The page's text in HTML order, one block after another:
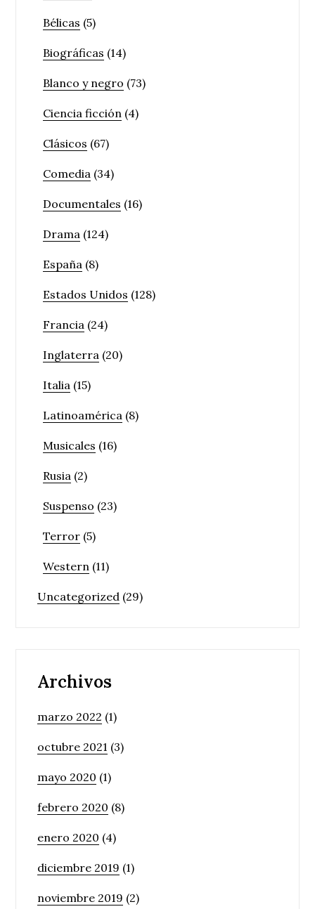
Bélicas (5)
Biográficas (14)
Blanco y negro (73)
Ciencia ficción (4)
Clásicos (67)
Comedia (34)
Documentales (16)
Drama (124)
España (8)
Estados Unidos (128)
Francia (24)
Inglaterra (20)
Italia (15)
Latinoamérica (8)
Musicales (16)
Rusia (2)
Suspenso (23)
Terror (5)
Western (11)
Uncategorized (29)
Archivos
marzo 2022 (1)
octubre 2021 (3)
mayo 2020 (1)
febrero 2020 (8)
enero 2020 (4)
diciembre 2019 (1)
noviembre 2019 (2)